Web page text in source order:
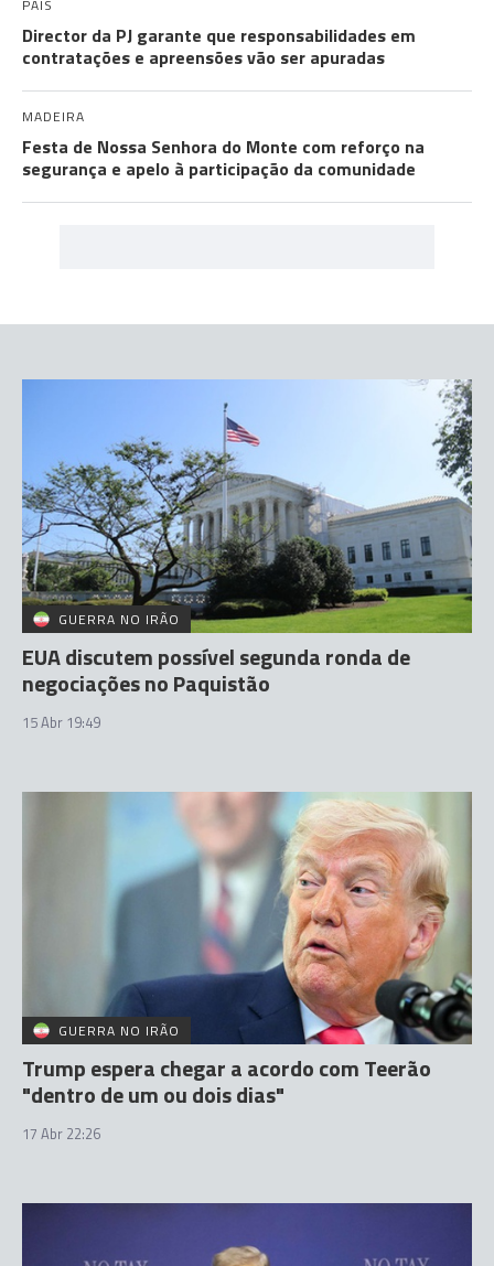
PAÍS
Director da PJ garante que responsabilidades em
contratações e apreensões vão ser apuradas
MADEIRA
Festa de Nossa Senhora do Monte com reforço na
segurança e apelo à participação da comunidade
GUERRA NO IRÃO
EUA discutem possível segunda ronda de
negociações no Paquistão
15 Abr 19:49
GUERRA NO IRÃO
Trump espera chegar a acordo com Teerão
"dentro de um ou dois dias"
17 Abr 22:26